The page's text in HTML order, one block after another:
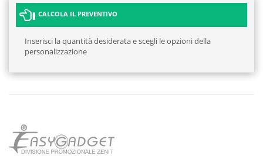
CALCOLA IL PREVENTIVO
Inserisci la quantità desiderata e scegli le opzioni della
personalizzazione